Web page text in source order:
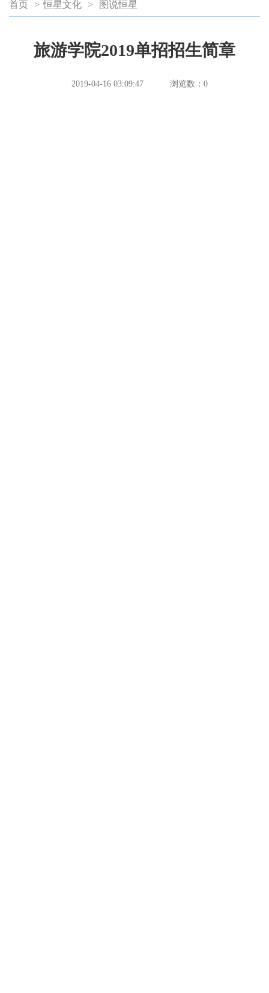
首页 > 恒星文化 > 图说恒星
旅游学院2019单招招生简章
2019-04-16 03:09:47 浏览数： 0